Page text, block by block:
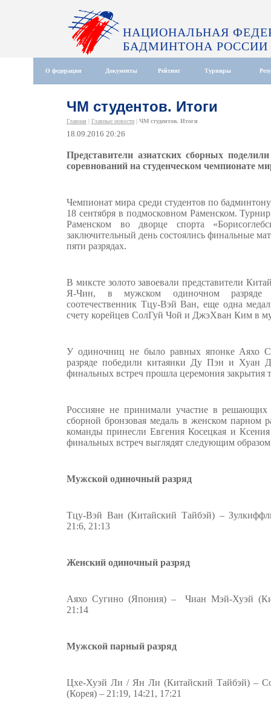
НАЦИОНАЛЬНАЯ
БАДМИНТОНА РОССИИ
О федерации Документы Рейтинг Турниры
ЧМ студентов. Итоги
Главная | Главные новости | ЧМ студентов. Итоги
18.09.2016 20:26
Представители азиатских сборных
соревнований на студенческом чемпионате
Чемпионат мира среди студентов по
18 сентября в подмосковном Раменском.
Раменском во дворце спорта
заключительный день состоялись финальные
пяти разрядах.
В миксте золото завоевали представители
Я-Чин, в мужском одиночном разряде
соотечественник Тцу-Вэй Ван, еще одна
счету корейцев СолГуй Чой и ДжэХван Ким в
У одиночниц не было равных японке Аяхо
разряде победили китаянки Ду Пэн и Хуан
финальных встреч прошла церемония закрытия
Россияне не принимали участие в решающих
сборной бронзовая медаль в женском парном
команды принесли Евгения Косецкая и
финальных встреч выглядят следующим
Мужской одиночный разряд
Тцу-Вэй Ван (Китайский Тайбэй) –
21:6, 21:13
Женский одиночный разряд
Аяхо Сугино (Япония) – Чиан Мэй-Хуэй
21:14
Мужской парный разряд
Цхе-Хуэй Ли / Ян Ли (Китайский Тайбэй) –
(Корея) – 21:19, 14:21, 17:21